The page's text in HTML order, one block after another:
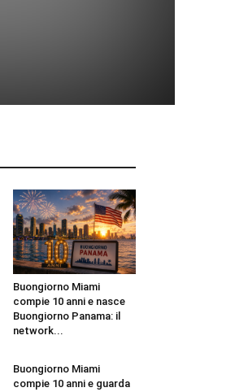
Buongiorno Miami
compie 10 anni e nasce
Buongiorno Panama: il
network...
Buongiorno Miami
compie 10 anni e guarda